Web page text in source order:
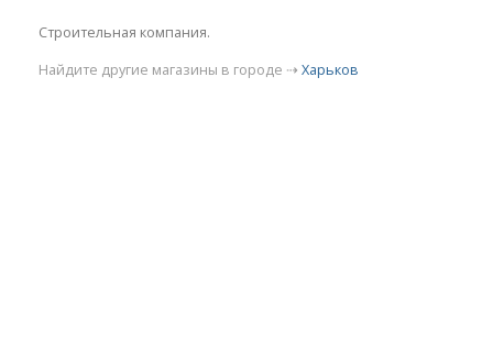
Строительная компания.
Найдите другие магазины в городе ⇢ Харьков